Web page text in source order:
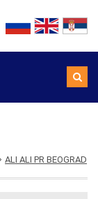
ALI ALI PR BEOGRAD